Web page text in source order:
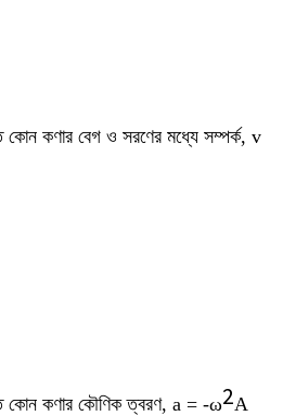
কোন কণার বেগ ও সরণের মধ্যে সম্পর্ক, v
কোন কণার কৌণিক ত্বরণ, a = -ω2A